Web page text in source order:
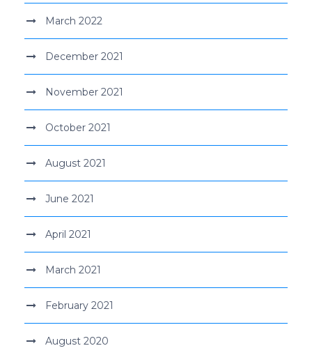
March 2022
December 2021
November 2021
October 2021
August 2021
June 2021
April 2021
March 2021
February 2021
August 2020